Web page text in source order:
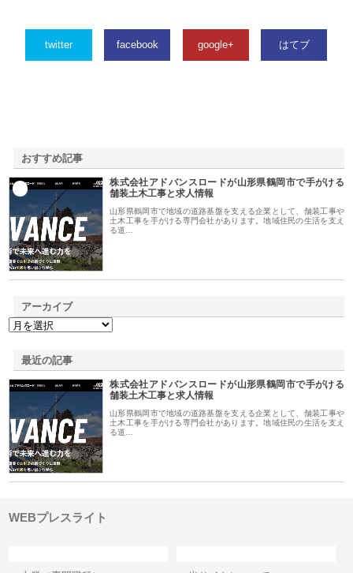
twitter facebook google+ はてブ
おすすめ記事
株式会社アドバンスロードが山形県鶴岡市で手がける
舗装土木工事と求人情報
山形県鶴岡市で地域の道路基盤を支える企業として、舗装工事や
土木工事を手がける専門会社があります。地域住民の生活を支え
る道…
アーカイブ
最近の記事
株式会社アドバンスロードが山形県鶴岡市で手がける
舗装土木工事と求人情報
山形県鶴岡市で地域の道路基盤を支える企業として、舗装工事や
土木工事を手がける専門会社があります。地域住民の生活を支え
る道…
WEBプレスライト